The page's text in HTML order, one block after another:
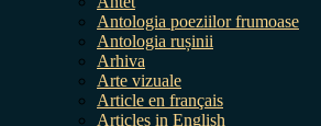
Antologia poeziilor frumoase
Antologia rușinii
Arhiva
Arte vizuale
Article en français
Articles in English